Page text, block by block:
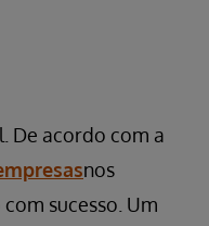
De acordo com a
nos
sucesso. Um